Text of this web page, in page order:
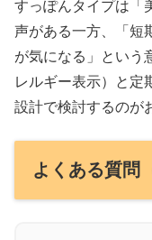
すっぽんタイプは「
声がある一方、「短
が気になる」という
レルギー表示）と定
設計で検討するのが
よくある質問